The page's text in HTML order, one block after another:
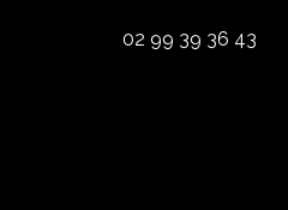
02 99 39 36 43